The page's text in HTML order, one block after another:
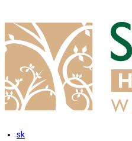
sk